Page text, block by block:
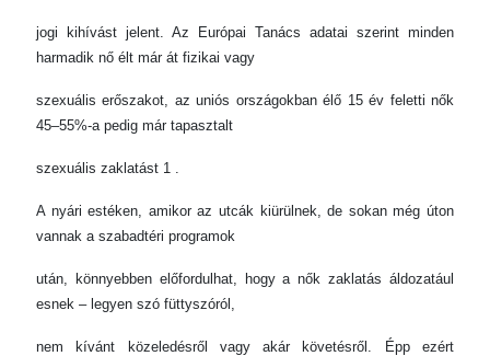
jogi kihívást jelent. Az Európai Tanács adatai szerint minden
harmadik nő élt már át fizikai vagy
szexuális erőszakot, az uniós országokban élő 15 év feletti nők
45–55%-a pedig már tapasztalt
szexuális zaklatást 1 .
A nyári estéken, amikor az utcák kiürülnek, de sokan még úton
vannak a szabadtéri programok
után, könnyebben előfordulhat, hogy a nők zaklatás áldozatául
esnek – legyen szó füttyszóról,
nem kívánt közeledésről vagy akár követésről. Épp ezért